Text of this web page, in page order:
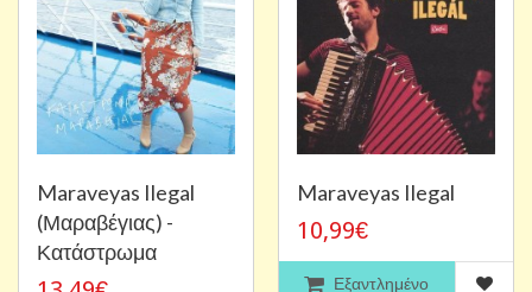
Maraveyas Ilegal
(Μαραβέγιας) -
Κατάστρωμα
Maraveyas Ilegal
10,99€
Εξαντλημένο